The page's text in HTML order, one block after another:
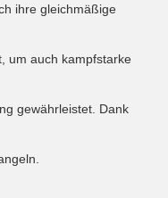
ihre gleichmäßige
um auch kampfstarke
gewährleistet. Dank